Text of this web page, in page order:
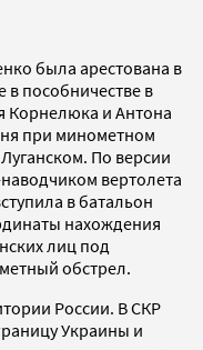
была арестована в
в пособничестве в
Корнелюка и Антона
при минометном
По версии
вертолета
в батальон
нахождения
лиц под
обстрел.
России. В СКР
Украины и